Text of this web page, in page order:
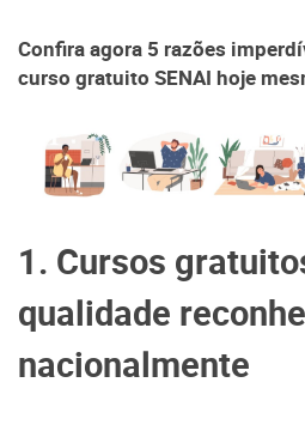
Confira agora 5 razões
curso gratuito SENAI hoje
1. Cursos
qualidade
nacionalmente